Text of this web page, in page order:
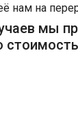
нам на
мы